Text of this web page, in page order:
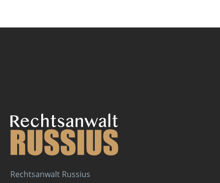
Rechtsanwalt Russius